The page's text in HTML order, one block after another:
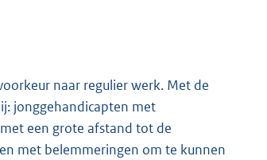
naar regulier werk. Met de
jonggehandicapten met
een grote afstand tot de
met belemmeringen om te kunnen